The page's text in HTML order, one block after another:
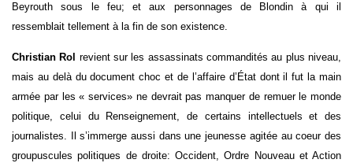
Beyrouth sous le feu; et aux personnages de Blondin à qui il
ressemblait tellement à la fin de son existence.
Christian Rol revient sur les assassinats commandités au plus niveau,
mais au delà du document choc et de l’affaire d’État dont il fut la main
armée par les « services» ne devrait pas manquer de remuer le monde
politique, celui du Renseignement, de certains intellectuels et des
journalistes. Il s’immerge aussi dans une jeunesse agitée au coeur des
groupuscules politiques de droite: Occident, Ordre Nouveau et Action